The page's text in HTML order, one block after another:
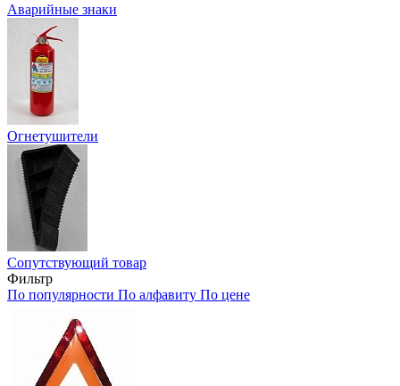
Аварийные знаки
Огнетушители
Сопутствующий товар
Фильтр
По популярности По алфавиту По цене